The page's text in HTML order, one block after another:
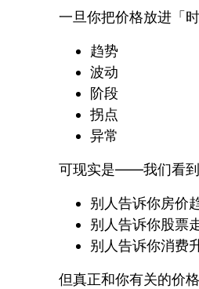
一旦你把价格放进「
趋势
波动
阶段
拐点
异常
可现实是——我们看
别人告诉你房价
别人告诉你股票
别人告诉你消费
但真正和你有关的价